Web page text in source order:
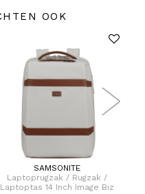
OOK
SAMSONITE
Laptoprugzak / Rugzak /
Laptoptas 14 Inch Image Biz